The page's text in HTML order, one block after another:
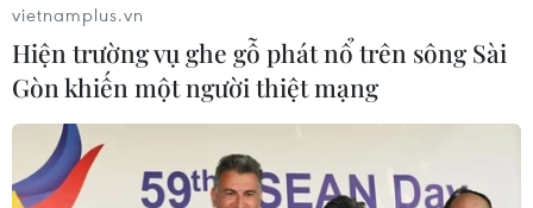
vietnamplus.vn
Hiện trường vụ ghe gỗ phát nổ trên sông Sài
Gòn khiến một người thiệt mạng